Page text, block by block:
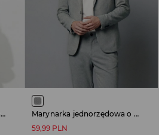
Czarna pikowana kamizelka z kapturem
Marynarka jednorzędowa o regularnym kroju grafitowa
59,99 PLN